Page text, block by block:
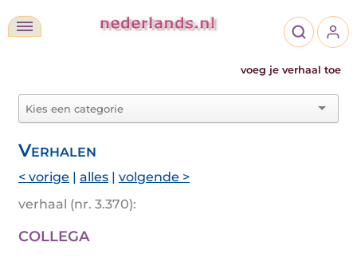
voeg je verhaal toe
Verhalen
< vorige | alles | volgende >
verhaal (nr. 3.370):
COLLEGA